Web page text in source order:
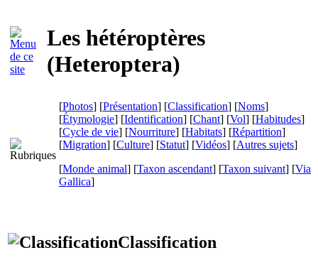
Les hétéroptères
(Heteroptera)
[Photos] [Présentation] [Classification] [Noms]
[Étymologie] [Identification] [Chant] [Vol] [Habitudes]
[Cycle de vie] [Nourriture] [Habitats] [Répartition]
[Migration] [Culture] [Statut] [Vidéos] [Autres sujets]
[Monde animal] [Taxon ascendant] [Taxon suivant] [Via
Gallica]
Classification